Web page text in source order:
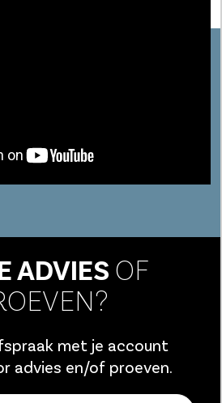
ADVIES OF
met je account
advies en/of proeven.